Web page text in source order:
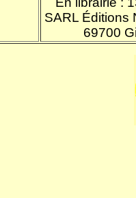
SARL Éditions
69700